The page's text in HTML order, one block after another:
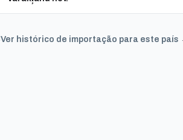
Ver histórico de importação para este país